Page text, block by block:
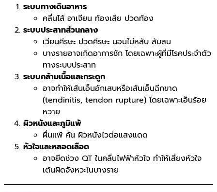
ระบบทางเดินอาหาร
คลื่นไส้ อาเจียน ท้องเสีย ปวดท้อง
ระบบประสาทส่วนกลาง
เวียนศีรษะ ปวดศีรษะ นอนไม่หลับ สับสน
บางรายอาจเกิดอาการชัก โดยเฉพาะผู้ที่มีโรคประจำตัว
ทางระบบประสาท
ระบบกล้ามเนื้อและกระดูก
อาจทำให้เส้นเอ็นอักเสบหรือเส้นเอ็นฉีกขาด
(tendinitis, tendon rupture) โดยเฉพาะเอ็นร้อย
หวาย
ผิวหนังและภูมิแพ้
ผื่นแพ้ คัน ผิวหนังไวต่อแสงแดด
หัวใจและหลอดเลือด
อาจยืดช่วง QT ในคลื่นไฟฟ้าหัวใจ ทำให้เสี่ยงหัวใจ
เต้นผิดจังหวะในบางราย